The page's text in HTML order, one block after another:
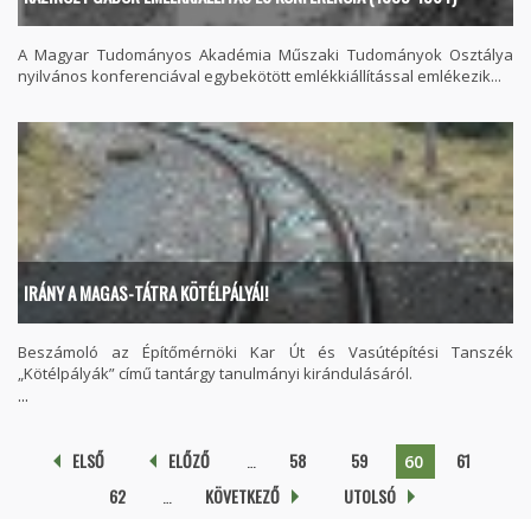
A Magyar Tudományos Akadémia Műszaki Tudományok Osztálya
nyilvános konferenciával egybekötött emlékkiállítással emlékezik...
IRÁNY A MAGAS-TÁTRA KÖTÉLPÁLYÁI!
Beszámoló az Építőmérnöki Kar Út és Vasútépítési Tanszék
„Kötélpályák” című tantárgy tanulmányi kirándulásáról.
...
Oldalak
ELSŐ ELŐZŐ 58 59 60
61
62
KÖVETKEZŐ UTOLSÓ